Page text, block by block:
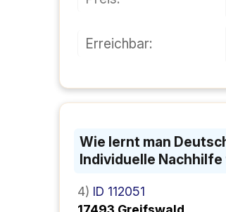
Erreichbar:
Wie lernt man
Individuelle
4) ID 112051